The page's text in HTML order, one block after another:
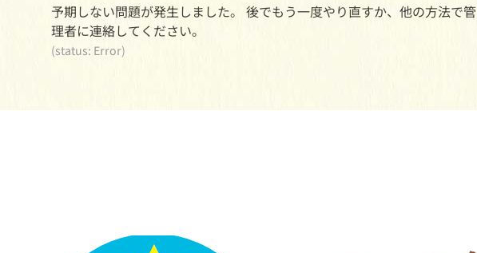
予期しない問題が発生しました。 後でもう一度やり直すか、他の方法で管
理者に連絡してください。
(status: Error)